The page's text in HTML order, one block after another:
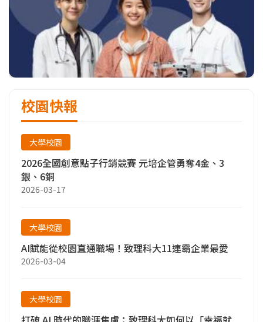
校園快報
大學校園
2026全國創意點子行銷競賽 元培企管勇奪4金、3
銀、6銅
2026-03-17
大學校園
AI賦能從校園直通職場！致理科大11連霸企業最愛
2026-03-04
大學校園